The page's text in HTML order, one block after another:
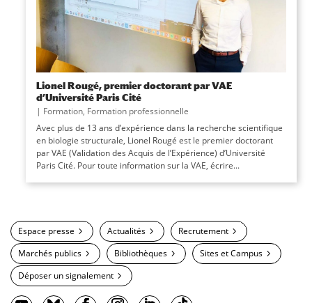
Lionel Rougé, premier doctorant par VAE
d’Université Paris Cité
| Formation, Formation professionnelle
Avec plus de 13 ans d’expérience dans la recherche scientifique
en biologie structurale, Lionel Rougé est le premier doctorant
par VAE (Validation des Acquis de l’Expérience) d’Université
Paris Cité. Pour toute information sur la VAE, écrire...
Espace presse Actualités
Recrutement
Marchés publics
Bibliothèques
Sites et Campus
Déposer un signalement